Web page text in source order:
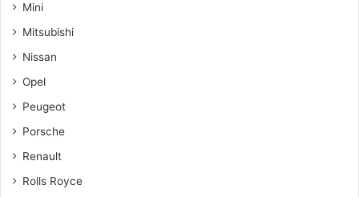
Mini
Mitsubishi
Nissan
Opel
Peugeot
Porsche
Renault
Rolls Royce